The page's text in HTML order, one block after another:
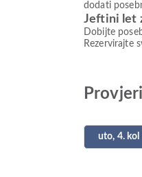
dodati
Jeftini let
Dobijte
Rezervirajte
uto, 4. kol